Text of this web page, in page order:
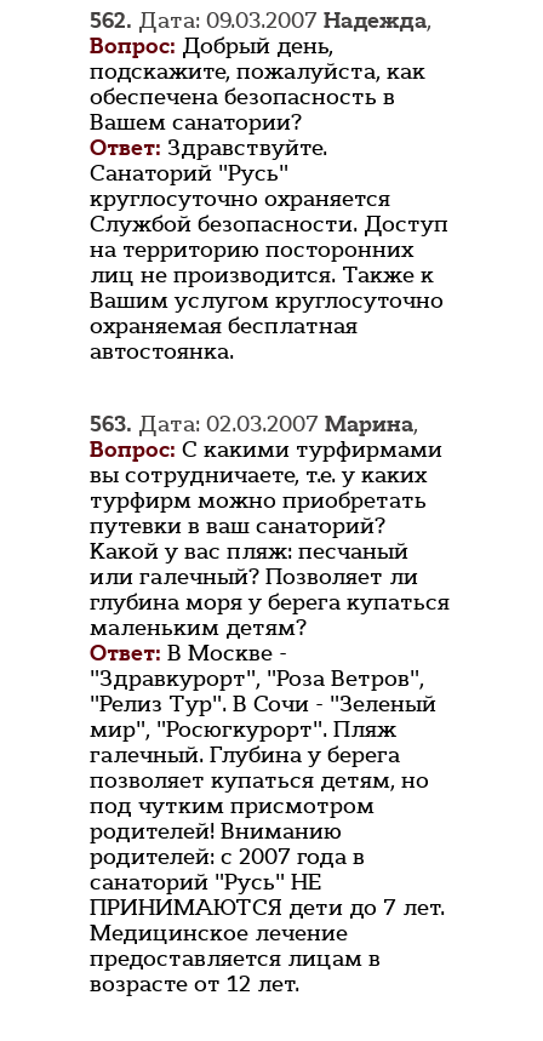
562. Дата: 09.03.2007 Надежда,
Вопрос: Добрый день,
подскажите, пожалуйста, как
обеспечена безопасность в
Вашем санатории?
Ответ: Здравствуйте.
Санаторий "Русь"
круглосуточно охраняется
Службой безопасности. Доступ
на территорию посторонних
лиц не производится. Также к
Вашим услугом круглосуточно
охраняемая бесплатная
автостоянка.
563. Дата: 02.03.2007 Марина,
Вопрос: С какими турфирмами
вы сотрудничаете, т.е. у каких
турфирм можно приобретать
путевки в ваш санаторий?
Какой у вас пляж: песчаный
или галечный? Позволяет ли
глубина моря у берега купаться
маленьким детям?
Ответ: В Москве -
"Здравкурорт", "Роза Ветров",
"Релиз Тур". В Сочи - "Зеленый
мир", "Росюгкурорт". Пляж
галечный. Глубина у берега
позволяет купаться детям, но
под чутким присмотром
родителей! Вниманию
родителей: с 2007 года в
санаторий "Русь" НЕ
ПРИНИМАЮТСЯ дети до 7 лет.
Медицинское лечение
предоставляется лицам в
возрасте от 12 лет.